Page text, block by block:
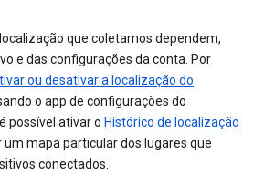
que coletamos dependem,
e das configurações da conta. Por
ou desativar a localização do
o app de configurações do
possível ativar o Histórico de localização
um mapa particular dos lugares que
conectados.